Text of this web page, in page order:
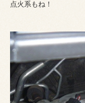
点火系もね！